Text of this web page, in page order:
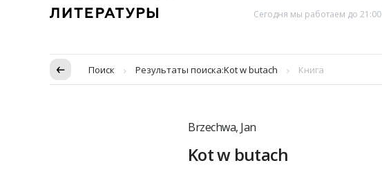
Сегодня мы работаем до 21:00
Пропуск в контексте
Поиск Результаты поиска:Kot w butach Книга
Brzechwa, Jan
Kot w butach